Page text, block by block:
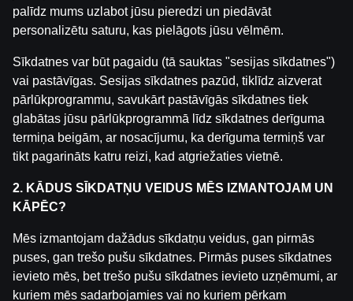
un izlases gatavību cīņai par ceturtdaļfinālu.
Saistītās ziņas
WRC Igaunijas Rallija otrā diena | Intervijas
byDāvis 2026. g. 23. jūl.
WRC Igaunijas Rallija pirmā diena | Intervijas
2026. g. 23. jūl.
Ģenerālis ar Jurģi Kalnu | Pasaules Kauss 2026 Play-
byDāvis 2026. g. 14. jūl.
palīdz mums uzlabot jūsu pieredzi un piedāvāt
personalizētu saturu, kas pielāgots jūsu vēlmēm.
Sīkdatnes var būt pagaidu (tā sauktas "sesijas sīkdatnes")
vai pastāvīgas. Sesijas sīkdatnes pazūd, tiklīdz aizverat
pārlūkprogrammu, savukārt pastāvīgās sīkdatnes tiek
glabātas jūsu pārlūkprogrammā līdz sīkdatnes derīguma
termiņa beigām, ar nosacījumu, ka derīguma termiņš var
tikt pagarināts katru reizi, kad atgriežaties vietnē.
2. KĀDUS SĪKDATŅU VEIDUS MĒS IZMANTOJAM UN
KĀPĒC?
Mēs izmantojam dažādus sīkdatņu veidus, gan pirmās
puses, gan trešo pušu sīkdatnes. Pirmās puses sīkdatnes
ievieto mēs, bet trešo pušu sīkdatnes ievieto uzņēmumi, ar
kuriem mēs sadarbojamies vai no kuriem pērkam